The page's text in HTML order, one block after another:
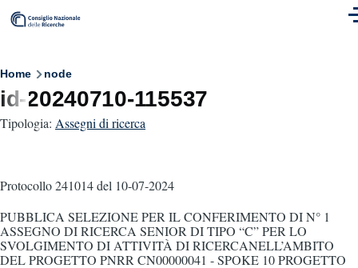
Skip to main content
Breadcrumb
Home node
id-20240710-115537
Tipologia: Assegni di ricerca
Protocollo 241014del 10-07-2024
PUBBLICA SELEZIONE PER IL CONFERIMENTO DI N° 1
ASSEGNO DI RICERCA SENIOR DI TIPO “C” PER LO
SVOLGIMENTO DI ATTIVITÀ DI RICERCANELL’AMBITO
DEL PROGETTO PNRR CN00000041 - SPOKE 10 PROGETTO